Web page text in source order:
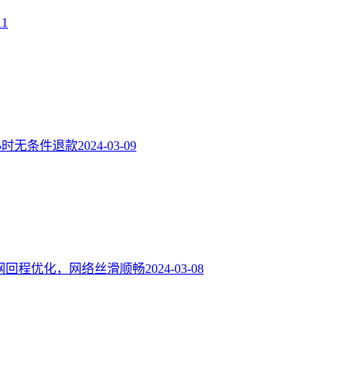
无条件退款2024-03-09
回程优化，网络丝滑顺畅2024-03-08